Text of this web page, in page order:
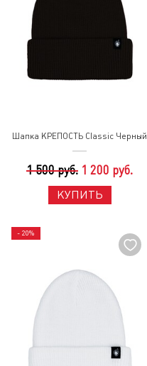
Шапка КРЕПОСТЬ Classic Черный
1 500 руб. 1 200 руб.
КУПИТЬ
- 20%